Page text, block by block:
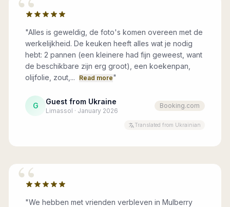
"Alles is geweldig, de foto's komen overeen met de
werkelijkheid. De keuken heeft alles wat je nodig
hebt: 2 pannen (een kleinere had fijn geweest, want
de beschikbare zijn erg groot), een koekenpan,
olijfolie, zout,...
Read more"
G Guest from Ukraine
Limassol · January 2026
Booking.com
Translated from Ukrainian
“
"We hebben met vrienden verbleven in Mulberry